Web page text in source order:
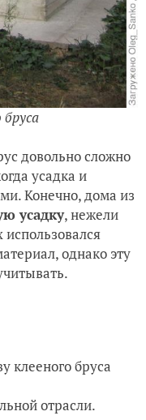
довольно сложно
усадка и
Конечно, дома из
усадку, нежели
однако эту
клееного бруса
отрасли.